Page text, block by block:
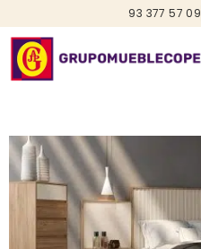
93 377 57 09